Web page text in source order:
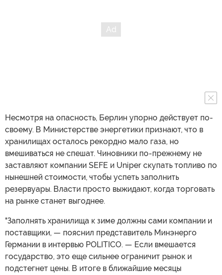
Несмотря на опасность, Берлин упорно действует по-
своему. В Министерстве энергетики признают, что в
хранилищах осталось рекордно мало газа, но
вмешиваться не спешат. Чиновники по-прежнему не
заставляют компании SEFE и Uniper скупать топливо по
нынешней стоимости, чтобы успеть заполнить
резервуары. Власти просто выжидают, когда торговать
на рынке станет выгоднее.
"Заполнять хранилища к зиме должны сами компании и
поставщики, — пояснил представитель Минэнерго
Германии в интервью POLITICO. — Если вмешается
государство, это еще сильнее ограничит рынок и
подстегнет цены. В итоге в ближайшие месяцы